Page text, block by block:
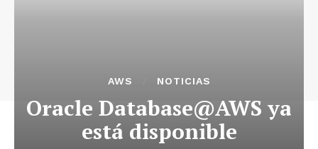
AWS NOTICIAS
Oracle Database@AWS ya
está disponible